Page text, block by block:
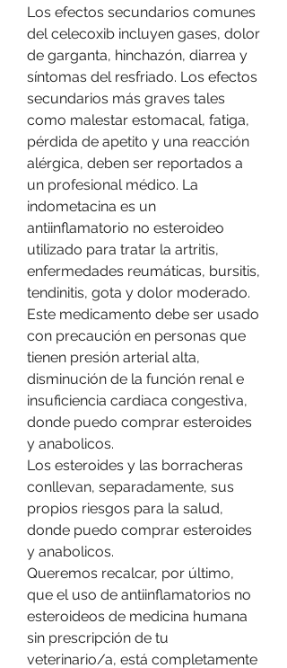
Los efectos secundarios comunes
del celecoxib incluyen gases, dolor
de garganta, hinchazón, diarrea y
síntomas del resfriado. Los efectos
secundarios más graves tales
como malestar estomacal, fatiga,
pérdida de apetito y una reacción
alérgica, deben ser reportados a
un profesional médico. La
indometacina es un
antiinflamatorio no esteroideo
utilizado para tratar la artritis,
enfermedades reumáticas, bursitis,
tendinitis, gota y dolor moderado.
Este medicamento debe ser usado
con precaución en personas que
tienen presión arterial alta,
disminución de la función renal e
insuficiencia cardiaca congestiva,
donde puedo comprar esteroides
y anabolicos.
Los esteroides y las borracheras
conllevan, separadamente, sus
propios riesgos para la salud,
donde puedo comprar esteroides
y anabolicos.
Queremos recalcar, por último,
que el uso de antiinflamatorios no
esteroideos de medicina humana
sin prescripción de tu
veterinario/a, está completamente